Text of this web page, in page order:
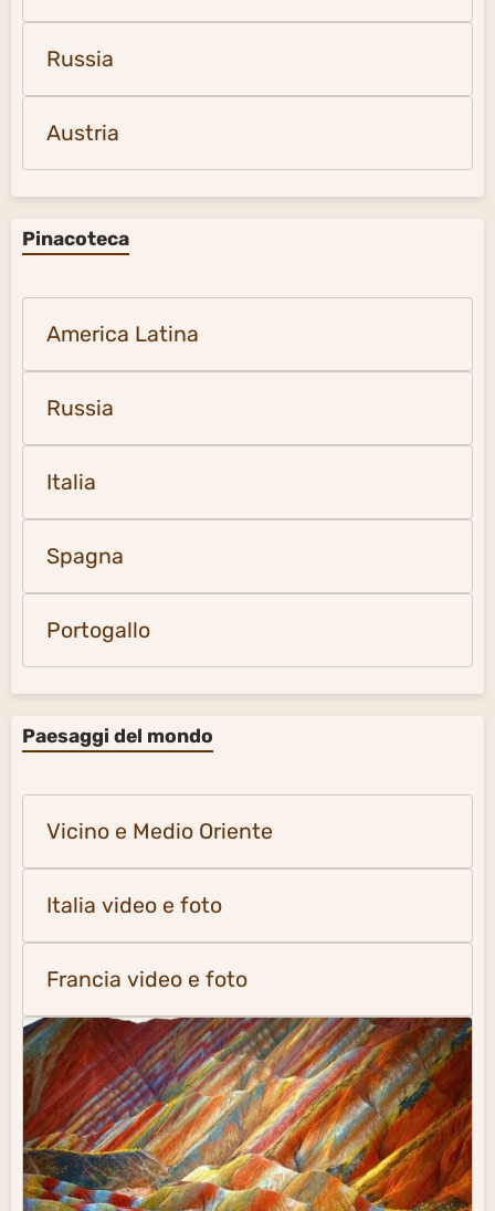
Russia
Austria
Pinacoteca
America Latina
Russia
Italia
Spagna
Portogallo
Paesaggi del mondo
Vicino e Medio Oriente
Italia video e foto
Francia video e foto